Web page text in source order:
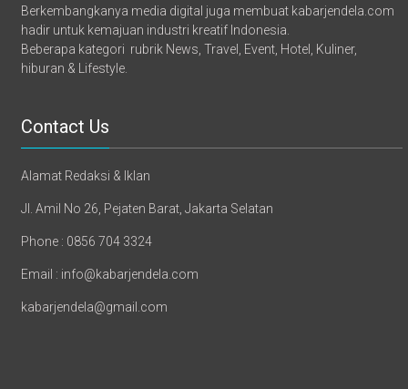
Berkembangkanya media digital juga membuat kabarjendela.com
hadir untuk kemajuan industri kreatif Indonesia.
Beberapa kategori rubrik News, Travel, Event, Hotel, Kuliner,
hiburan & Lifestyle.
Contact Us
Alamat Redaksi & Iklan
Jl. Amil No 26, Pejaten Barat, Jakarta Selatan
Phone : 0856 704 3324
Email : info@kabarjendela.com
kabarjendela@gmail.com